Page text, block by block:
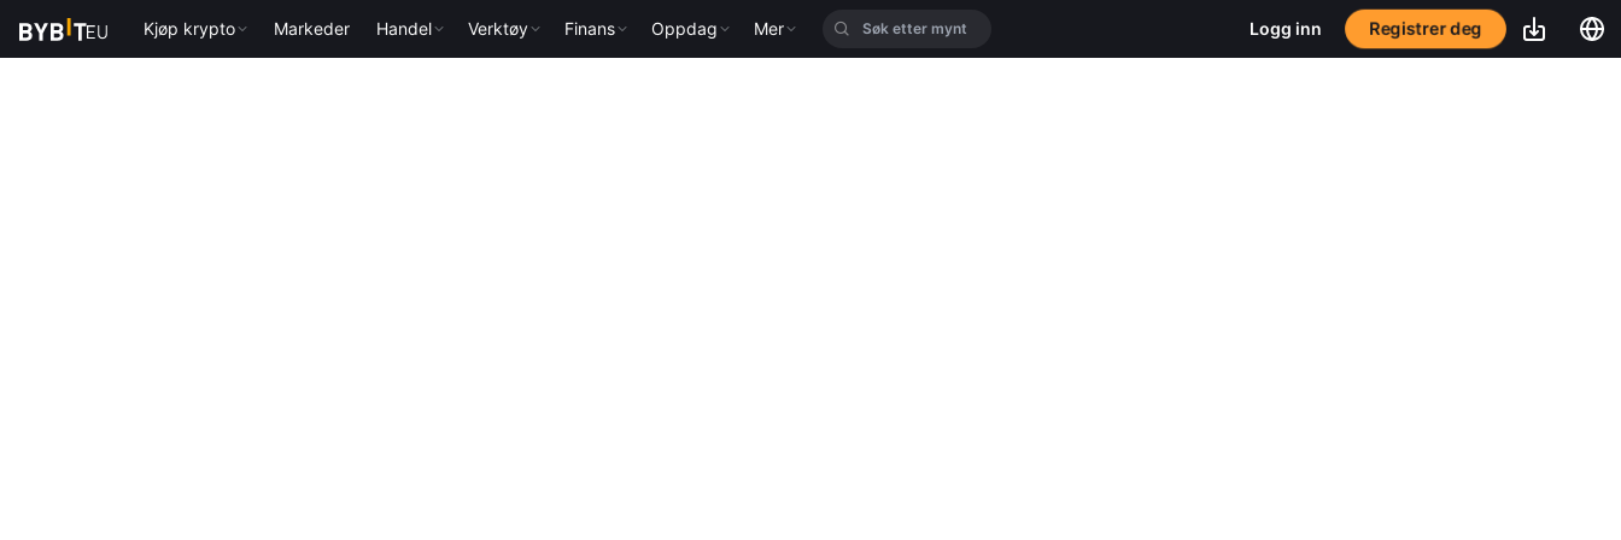
Kjøp krypto Markeder Handel Verktøy Finans Oppdag Mer Logg inn Registrer deg